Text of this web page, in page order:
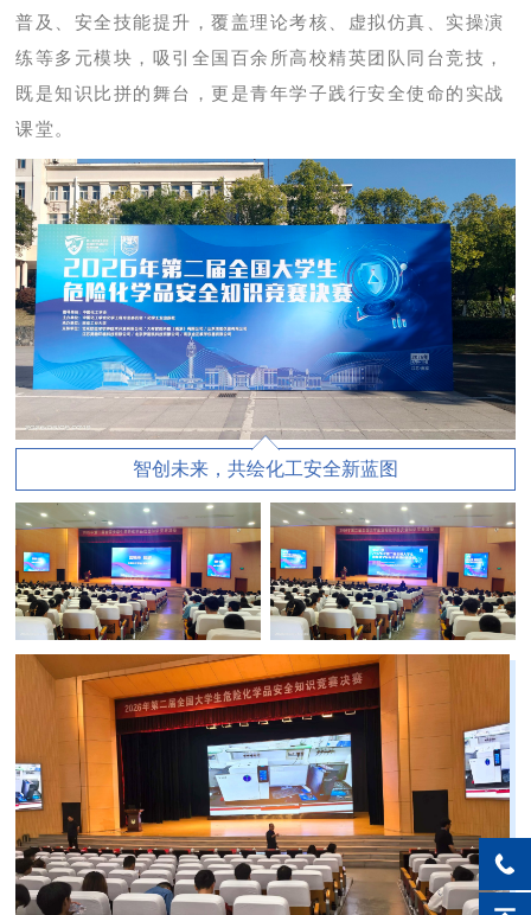
普及、安全技能提升，覆盖理论考核、虚拟仿真、实操演
练等多元模块，吸引全国百余所高校精英团队同台竞技，
既是知识比拼的舞台，更是青年学子践行安全使命的实战
课堂。
智创未来，共绘化工安全新蓝图